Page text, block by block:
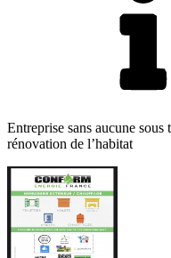
Entreprise sans aucune sous
rénovation de l’habitat